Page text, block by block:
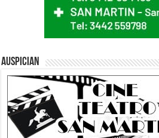
Auspician